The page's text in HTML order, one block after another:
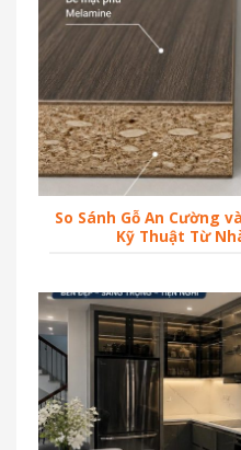
So Sánh Gỗ An Cường
Kỹ Thuật Từ